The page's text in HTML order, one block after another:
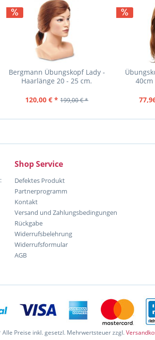
Bergmann Übungskopf Lady -
Haarlänge 20 - 25 cm.
120,00 € * 199,00 € *
Shop Service
Defektes Produkt
Partnerprogramm
Kontakt
Versand und Zahlungsbedingungen
Rückgabe
Widerrufsbelehrung
Widerrufsformular
AGB
Alle Preise inkl. gesetzl. Mehrwertsteuer zzgl.